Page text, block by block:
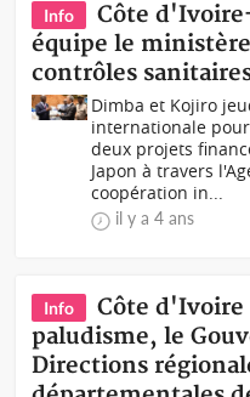
Info
Côte
équipe le
contrôles
Dimba et Kojiro
internationale
deux projets
Japon à travers
coopération in...
il y a 4 ans
Info
Côte
paludisme, le
Directions